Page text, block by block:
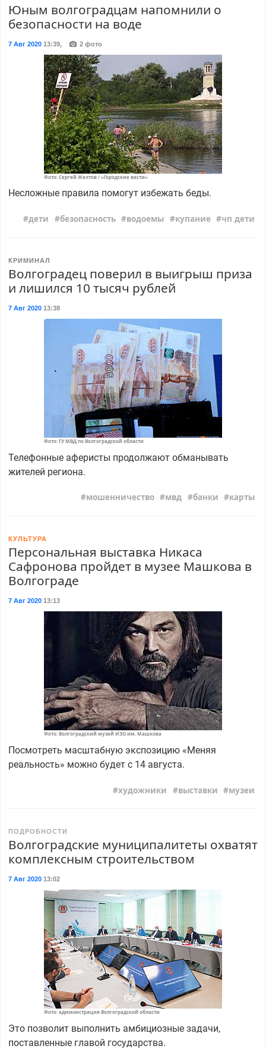
Юным волгоградцам напомнили о
безопасности на воде
7 Авг 202013:39, 2 фото
Фото: Сергей Желтов / «Городские вести»
Несложные правила помогут избежать беды.
дети безопасность водоемы купание чп дети
КРИМИНАЛ
Волгоградец поверил в выигрыш приза
и лишился 10 тысяч рублей
7 Авг 202013:38
Фото: ГУ МВД по Волгоградской области
Телефонные аферисты продолжают обманывать
жителей региона.
мошенничество мвд банки карты
КУЛЬТУРА
Персональная выставка Никаса
Сафронова пройдет в музее Машкова в
Волгограде
7 Авг 202013:13
Фото: Волгоградский музей ИЗО им. Машкова
Посмотреть масштабную экспозицию «Меняя
реальность» можно будет с 14 августа.
художники выставки музеи
ПОДРОБНОСТИ
Волгоградские муниципалитеты охватят
комплексным строительством
7 Авг 202013:02
Фото: администрация Волгоградской области
Это позволит выполнить амбициозные задачи,
поставленные главой государства.